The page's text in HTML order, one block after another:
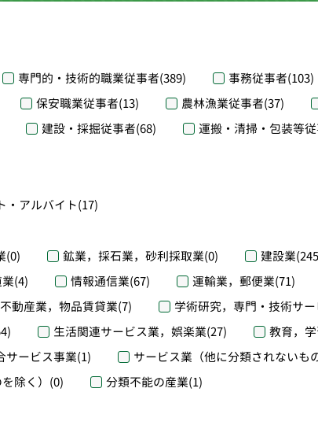
専門的・技術的職業従事者(389) 事務従事者(103)
保安職業従事者(13) 農林漁業従事者(37)
建設・採掘従事者(68) 運搬・清掃・包装等
・アルバイト(17)
(0) 鉱業，採石業，砂利採取業(0) 建設業
(4) 情報通信業(67) 運輸業，郵便業(71)
不動産業，物品賃貸業(7) 学術研究，専門・技術サ
生活関連サービス業，娯楽業(27) 教育，
サービス事業(1) サービス業（他に分類されないもの
除く） (0) 分類不能の産業(1)